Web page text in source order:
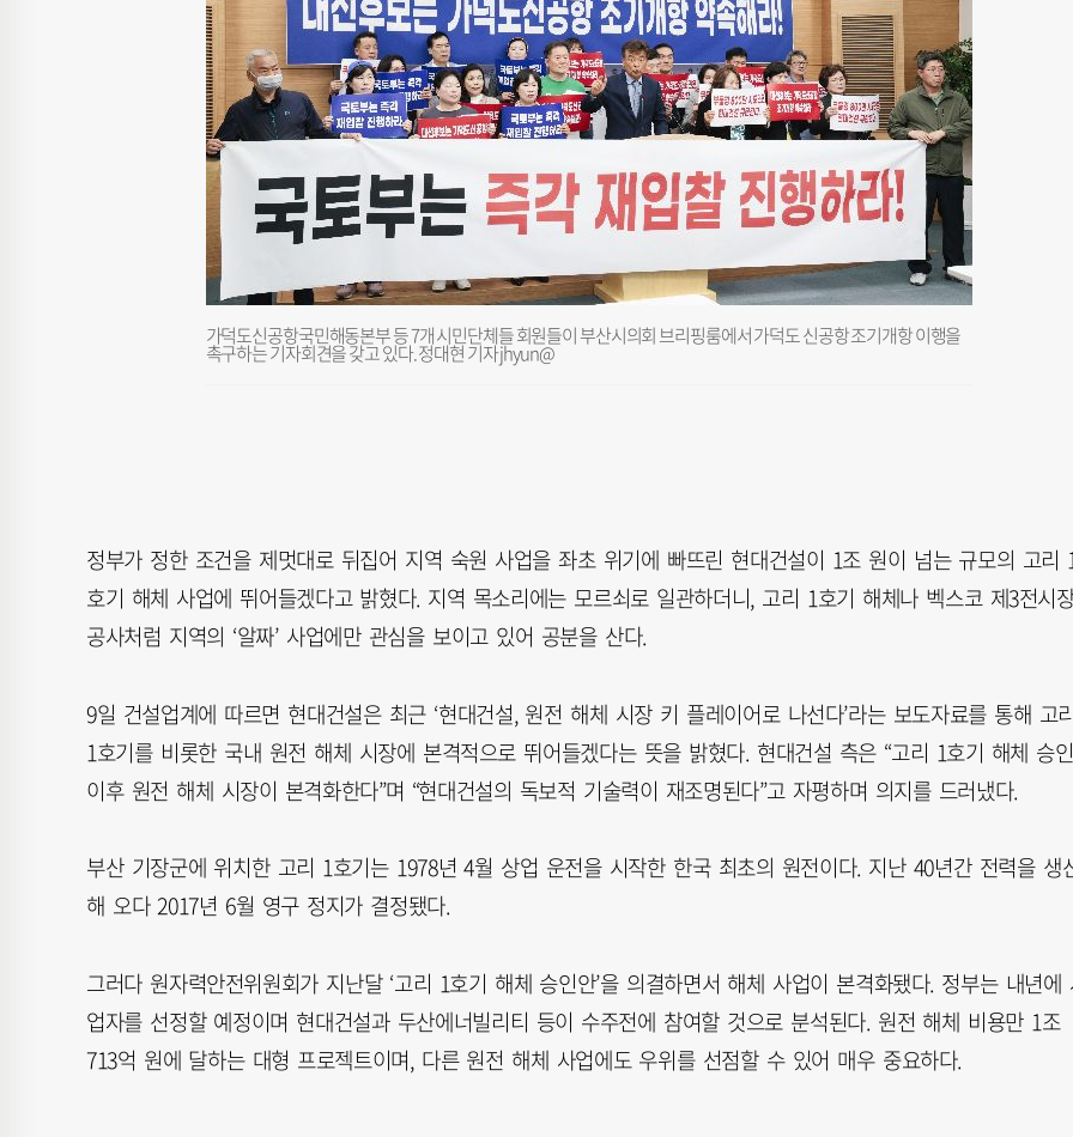
가덕도신공항국민해동본부 등 7개 시민단체들 회원들이 부산시의회 브리핑룸에서 가덕도 신공항 조기개항 이행을
촉구하는 기자회견을 갖고 있다. 정대현 기자 jhyun@
정부가 정한 조건을 제멋대로 뒤집어 지역 숙원 사업을 좌초 위기에 빠뜨린 현대건설이 1조 원이 넘는 규모의 고리
호기 해체 사업에 뛰어들겠다고 밝혔다. 지역 목소리에는 모르쇠로 일관하더니, 고리 1호기 해체나 벡스코 제3전시
공사처럼 지역의 ‘알짜’ 사업에만 관심을 보이고 있어 공분을 산다.
9일 건설업계에 따르면 현대건설은 최근 ‘현대건설, 원전 해체 시장 키 플레이어로 나선다’라는 보도자료를 통해 고
1호기를 비롯한 국내 원전 해체 시장에 본격적으로 뛰어들겠다는 뜻을 밝혔다. 현대건설 측은 “고리 1호기 해체 승인
이후 원전 해체 시장이 본격화한다”며 “현대건설의 독보적 기술력이 재조명된다”고 자평하며 의지를 드러냈다.
부산 기장군에 위치한 고리 1호기는 1978년 4월 상업 운전을 시작한 한국 최초의 원전이다. 지난 40년간 전력을 생
해 오다 2017년 6월 영구 정지가 결정됐다.
그러다 원자력안전위원회가 지난달 ‘고리 1호기 해체 승인안’을 의결하면서 해체 사업이 본격화됐다. 정부는 내년에
업자를 선정할 예정이며 현대건설과 두산에너빌리티 등이 수주전에 참여할 것으로 분석된다. 원전 해체 비용만 1조
713억 원에 달하는 대형 프로젝트이며, 다른 원전 해체 사업에도 우위를 선점할 수 있어 매우 중요하다.